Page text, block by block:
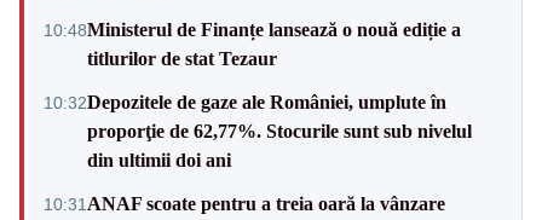
10:48Ministerul de Finanțe lansează o nouă ediție a
titlurilor de stat Tezaur
10:32Depozitele de gaze ale României, umplute în
proporţie de 62,77%. Stocurile sunt sub nivelul
din ultimii doi ani
10:31 ANAF scoate pentru a treia oară la vânzare